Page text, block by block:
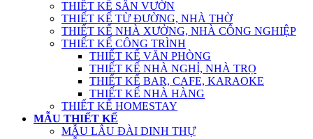
THIẾT KẾ SÂN VƯỜN
THIẾT KẾ TỪ ĐƯỜNG, NHÀ THỜ
THIẾT KẾ NHÀ XƯỞNG, NHÀ CÔNG NGHIỆP
THIẾT KẾ CÔNG TRÌNH
THIẾT KẾ VĂN PHÒNG
THIẾT KẾ NHÀ NGHỈ, NHÀ TRỌ
THIẾT KẾ BAR, CAFE, KARAOKE
THIẾT KẾ NHÀ HÀNG
THIẾT KẾ HOMESTAY
MẪU THIẾT KẾ
MẪU LÂU ĐÀI DINH THỰ